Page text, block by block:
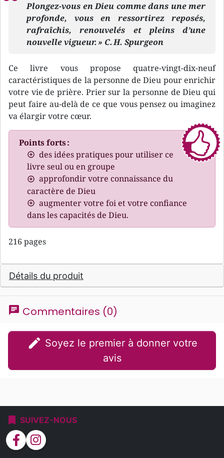
Plongez-vous en Dieu comme dans une mer
profonde, vous en ressortirez reposés,
rafraîchis, renouvelés et pleins d’une
nouvelle vigueur. » C. H. Spurgeon
Ce livre vous propose quatre-vingt-dix-neuf
caractéristiques de la personne de Dieu pour enrichir
votre vie de prière. Prier sur la personne de Dieu qui
peut faire au-delà de ce que vous pensez ou imaginez
va élargir votre cœur.
Points forts :
des idées pratiques pour utiliser ce
livre seul ou en groupe
approfondir votre connaissance du
caractère de Dieu
augmenter votre foi et votre confiance
dans les capacités de Dieu.
216 pages
Détails du produit
chat Commentaires (0)
edit
avis
bookmark SUIVEZ-NOUS
facebook instagram